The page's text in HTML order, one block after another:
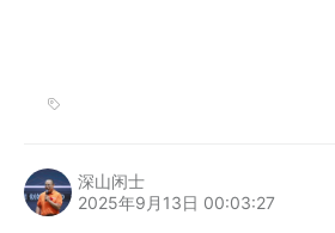
深山闲士
2025年9月13日 00:03:27